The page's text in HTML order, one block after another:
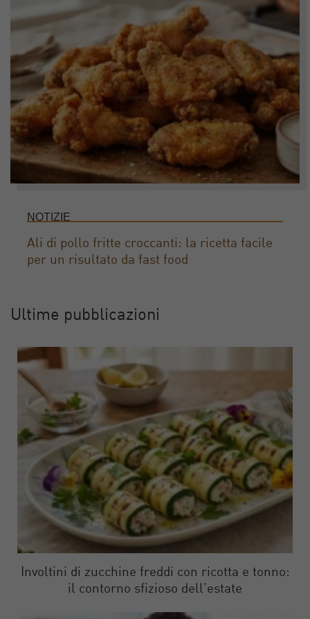
NOTIZIE
Ali di pollo fritte croccanti: la ricetta facile
per un risultato da fast food
Ultime pubblicazioni
Involtini di zucchine freddi con ricotta e tonno:
il contorno sfizioso dell’estate